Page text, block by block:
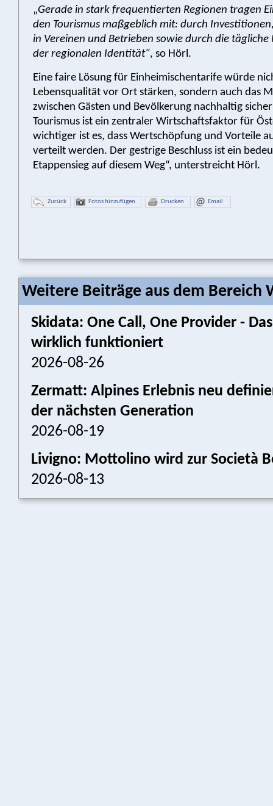
„Gerade in stark frequentierten Regionen tragen
den Tourismus maßgeblich mit: durch
in Vereinen und Betrieben sowie durch die
der regionalen Identität“, so Hörl.
Eine faire Lösung für Einheimischentarife würde
Lebensqualität vor Ort stärken, sondern auch das
zwischen Gästen und Bevölkerung nachhaltig
Tourismus ist ein zentraler Wirtschaftsfaktor für
wichtiger ist es, dass Wertschöpfung und Vorteile
verteilt werden. Der gestrige Beschluss ist ein
Etappensieg auf diesem Weg“, unterstreicht Hörl.
Zurück Fotos hinzufügen Drucken Email
Weitere Beiträge aus dem Bereich
Skidata: One Call, One Provider -
wirklich funktioniert
2026-08-26
Zermatt: Alpines Erlebnis neu
der nächsten Generation
2026-08-19
Livigno: Mottolino wird zur Società
2026-08-13